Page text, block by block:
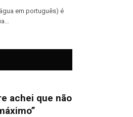
em português) é
achei que não